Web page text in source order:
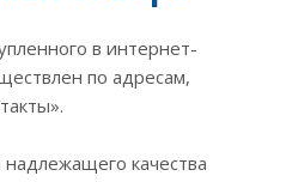
в интернет-
по адресам,
качества